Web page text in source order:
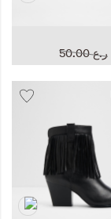
ر.ع 50.00